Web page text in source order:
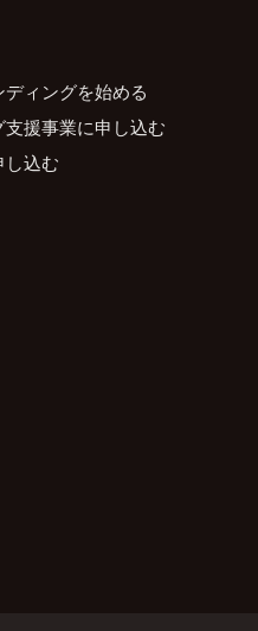
ィングを始める
援事業に申し込む
し込む